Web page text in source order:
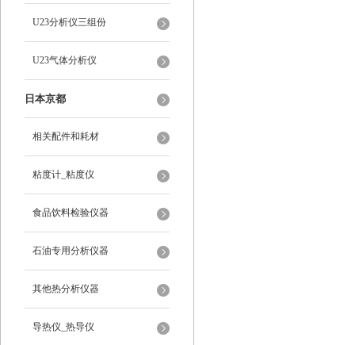
U23分析仪三组份
U23气体分析仪
日本京都
相关配件和耗材
粘度计_粘度仪
食品饮料检验仪器
石油专用分析仪器
其他热分析仪器
导热仪_热导仪